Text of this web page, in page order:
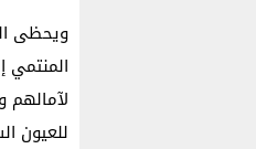
ويحظى
المنتمي
لآمالهم
للعيون